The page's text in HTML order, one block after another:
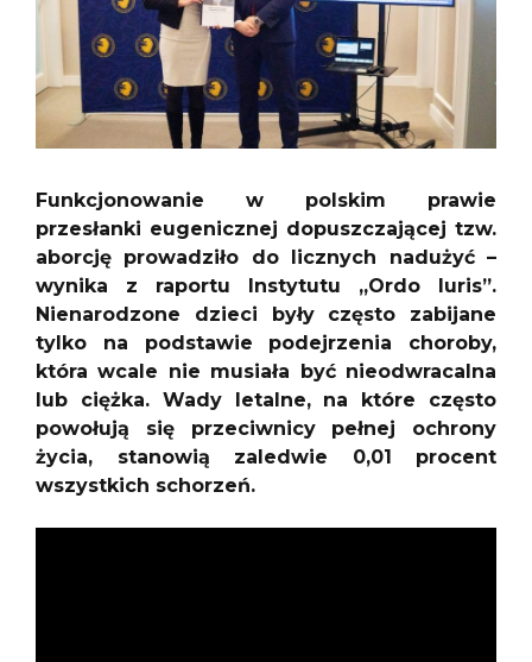
Funkcjonowanie w polskim prawie
przesłanki eugenicznej dopuszczającej tzw.
aborcję prowadziło do licznych nadużyć –
wynika z raportu Instytutu „Ordo Iuris”.
Nienarodzone dzieci były często zabijane
tylko na podstawie podejrzenia choroby,
która wcale nie musiała być nieodwracalna
lub ciężka. Wady letalne, na które często
powołują się przeciwnicy pełnej ochrony
życia, stanowią zaledwie 0,01 procent
wszystkich schorzeń.